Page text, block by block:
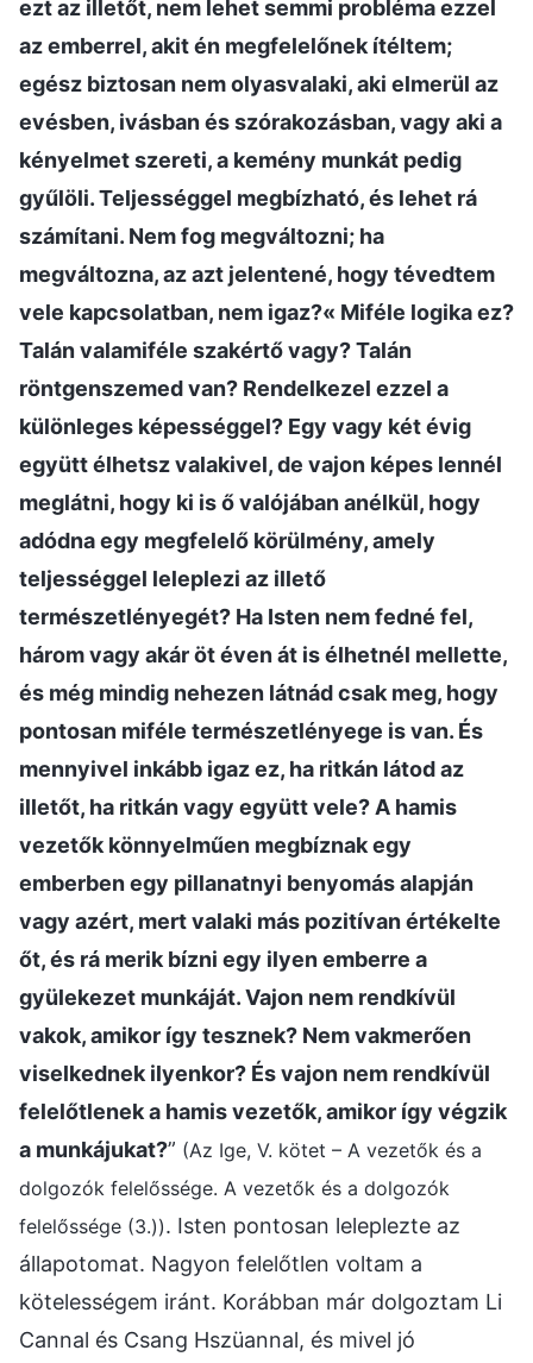
ezt az illetőt, nem lehet semmi probléma ezzel
az emberrel, akit én megfelelőnek ítéltem;
egész biztosan nem olyasvalaki, aki elmerül az
evésben, ivásban és szórakozásban, vagy aki a
kényelmet szereti, a kemény munkát pedig
gyűlöli. Teljességgel megbízható, és lehet rá
számítani. Nem fog megváltozni; ha
megváltozna, az azt jelentené, hogy tévedtem
vele kapcsolatban, nem igaz?« Miféle logika ez?
Talán valamiféle szakértő vagy? Talán
röntgenszemed van? Rendelkezel ezzel a
különleges képességgel? Egy vagy két évig
együtt élhetsz valakivel, de vajon képes lennél
meglátni, hogy ki is ő valójában anélkül, hogy
adódna egy megfelelő körülmény, amely
teljességgel leleplezi az illető
természetlényegét? Ha Isten nem fedné fel,
három vagy akár öt éven át is élhetnél mellette,
és még mindig nehezen látnád csak meg, hogy
pontosan miféle természetlényege is van. És
mennyivel inkább igaz ez, ha ritkán látod az
illetőt, ha ritkán vagy együtt vele? A hamis
vezetők könnyelműen megbíznak egy
emberben egy pillanatnyi benyomás alapján
vagy azért, mert valaki más pozitívan értékelte
őt, és rá merik bízni egy ilyen emberre a
gyülekezet munkáját. Vajon nem rendkívül
vakok, amikor így tesznek? Nem vakmerően
viselkednek ilyenkor? És vajon nem rendkívül
felelőtlenek a hamis vezetők, amikor így végzik
a munkájukat?” (Az Ige, V. kötet – A vezetők és a
dolgozók felelőssége. A vezetők és a dolgozók
felelőssége (3.)). Isten pontosan leleplezte az
állapotomat. Nagyon felelőtlen voltam a
kötelességem iránt. Korábban már dolgoztam Li
Cannal és Csang Hszüannal, és mivel jó